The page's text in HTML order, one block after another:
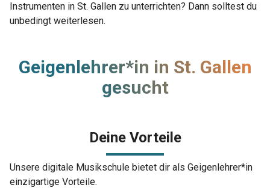
Instrumenten in St. Gallen zu unterrichten? Dann solltest du
unbedingt weiterlesen.
Geigenlehrer*in in St. Gallen
gesucht
Deine Vorteile
Unsere digitale Musikschule bietet dir als Geigenlehrer*in
einzigartige Vorteile.